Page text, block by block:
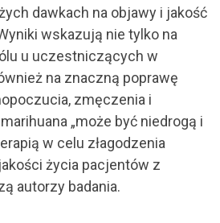
dawkach na objawy i jakość
wskazują nie tylko na
u uczestniczących w
na znaczną poprawę
zmęczenia i
„może być niedrogą i
w celu złagodzenia
życia pacjentów z
autorzy badania.